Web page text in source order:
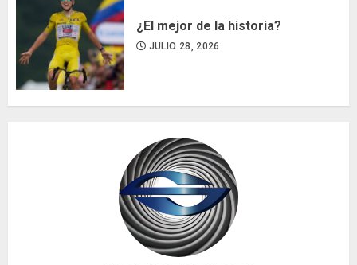
¿El mejor de la historia?
JULIO 28, 2026